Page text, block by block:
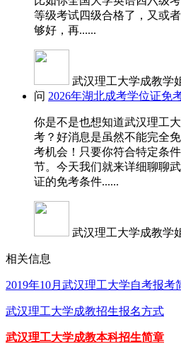
等级考试四级合格了，又或
够好，再......
武汉理工大学成教学
问 2026年湖北成考学位证免
你是不是也想知道武汉理工
考？好消息是虽然不能完全
考机会！只要你符合特定条
节。今天我们就来详细聊聊
证的免考条件......
武汉理工大学成教学
相关信息
2019年10月武汉理工大学自考报考
武汉理工大学成教招生报名方式
武汉理工大学成教本科招生简章